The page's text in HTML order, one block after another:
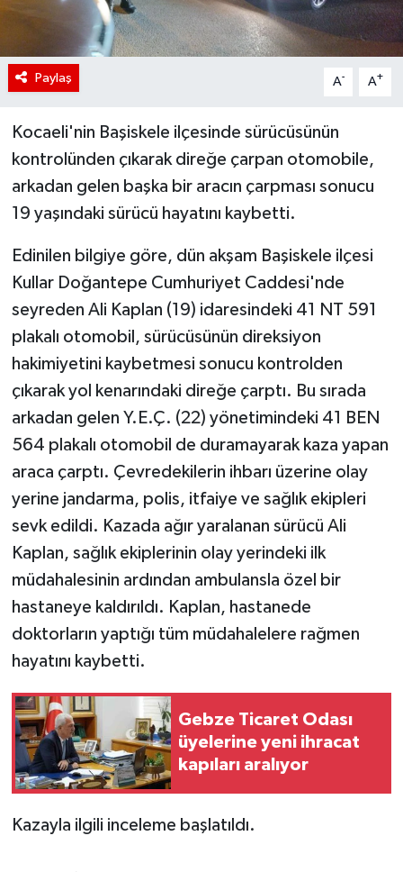
Paylaş A- A+
Kocaeli'nin Başiskele ilçesinde sürücüsünün
kontrolünden çıkarak direğe çarpan otomobile,
arkadan gelen başka bir aracın çarpması sonucu
19 yaşındaki sürücü hayatını kaybetti.
Edinilen bilgiye göre, dün akşam Başiskele ilçesi
Kullar Doğantepe Cumhuriyet Caddesi'nde
seyreden Ali Kaplan (19) idaresindeki 41 NT 591
plakalı otomobil, sürücüsünün direksiyon
hakimiyetini kaybetmesi sonucu kontrolden
çıkarak yol kenarındaki direğe çarptı. Bu sırada
arkadan gelen Y.E.Ç. (22) yönetimindeki 41 BEN
564 plakalı otomobil de duramayarak kaza yapan
araca çarptı. Çevredekilerin ihbarı üzerine olay
yerine jandarma, polis, itfaiye ve sağlık ekipleri
sevk edildi. Kazada ağır yaralanan sürücü Ali
Kaplan, sağlık ekiplerinin olay yerindeki ilk
müdahalesinin ardından ambulansla özel bir
hastaneye kaldırıldı. Kaplan, hastanede
doktorların yaptığı tüm müdahalelere rağmen
hayatını kaybetti.
Gebze Ticaret Odası
üyelerine yeni ihracat
kapıları aralıyor
Kazayla ilgili inceleme başlatıldı.